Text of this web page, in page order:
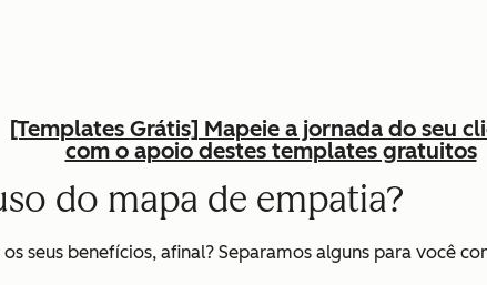
[Templates Grátis] Mapeie a jornada do seu
com o apoio destes templates gratuitos
do mapa de empatia?
seus benefícios, afinal? Separamos alguns para você